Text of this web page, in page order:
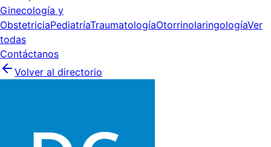
Ginecología y
ObstetriciaPediatríaTraumatologíaOtorrinolaringologíaVer
todas
Contáctanos
Volver al directorio